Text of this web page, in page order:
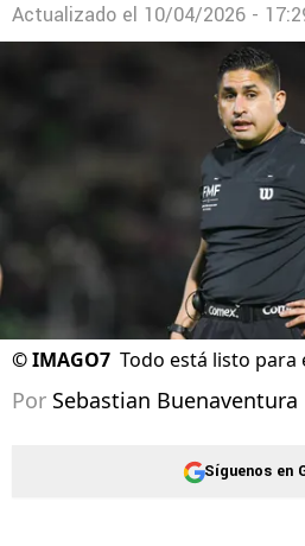
Actualizado el 10/04/2026 -
©IMAGO7 Todo está listo
Por Sebastian Buenaventura
Síguenos en